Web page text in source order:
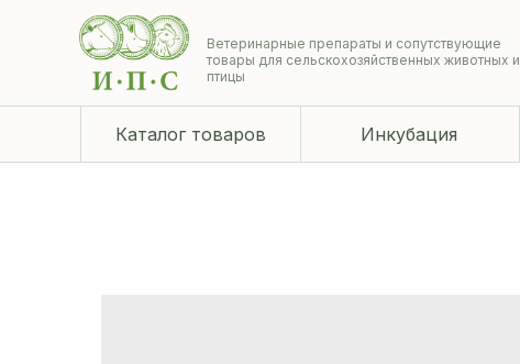
Каталог товаров Инкубация
Ветеринарные препараты и сопутствующие
товары для сельскохозяйственных животных и
птицы